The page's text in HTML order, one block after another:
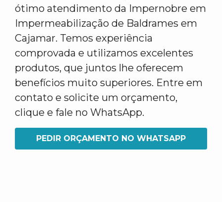
ótimo atendimento da Impernobre em
Impermeabilização de Baldrames em
Cajamar. Temos experiência
comprovada e utilizamos excelentes
produtos, que juntos lhe oferecem
benefícios muito superiores. Entre em
contato e solicite um orçamento,
clique e fale no WhatsApp.
PEDIR ORÇAMENTO NO WHATSAPP